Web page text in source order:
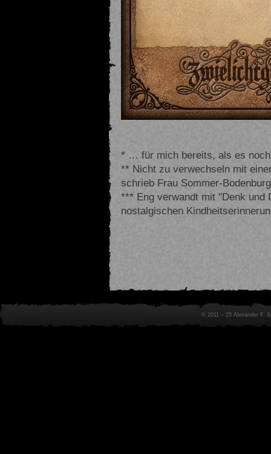
* … für mich bereits, als es
** Nicht zu verwechseln mit
schrieb Frau Sommer-
*** Eng verwandt mit "Denk und
nostalgischen
© 2011 – 25 Alexander F.